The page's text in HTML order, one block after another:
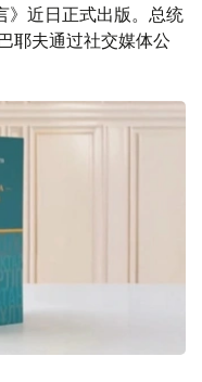
近日正式出版。总统
耶夫通过社交媒体公